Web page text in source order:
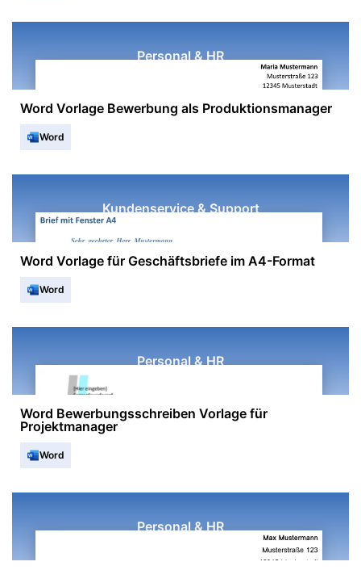
Personal & HR
Word Vorlage Bewerbung als Produktionsmanager
Word
Kundenservice & Support
Word Vorlage für Geschäftsbriefe im A4-Format
Word
Personal & HR
Word Bewerbungsschreiben Vorlage für
Projektmanager
Word
Personal & HR